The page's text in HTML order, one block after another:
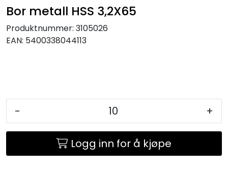
Bor metall HSS 3,2X65
Produktnummer: 3105026
EAN: 5400338044113
- +
Logg inn for å kjøpe
ACCESSORIES
JUL